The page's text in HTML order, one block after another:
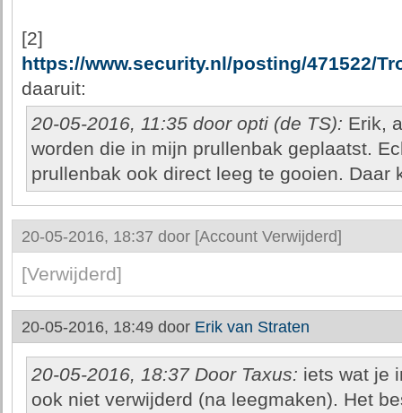
[2]
https://www.security.nl/posting/471522/
daaruit:
20-05-2016, 11:35 door opti (de TS): Erik,
worden die in mijn prullenbak geplaatst.
prullenbak ook direct leeg te gooien. Daar
20-05-2016, 18:37 door [Account Verwijderd]
[Verwijderd]
20-05-2016, 18:49 door Erik van Straten
20-05-2016, 18:37 Door Taxus: iets wat je
ook niet verwijderd (na leegmaken). Het